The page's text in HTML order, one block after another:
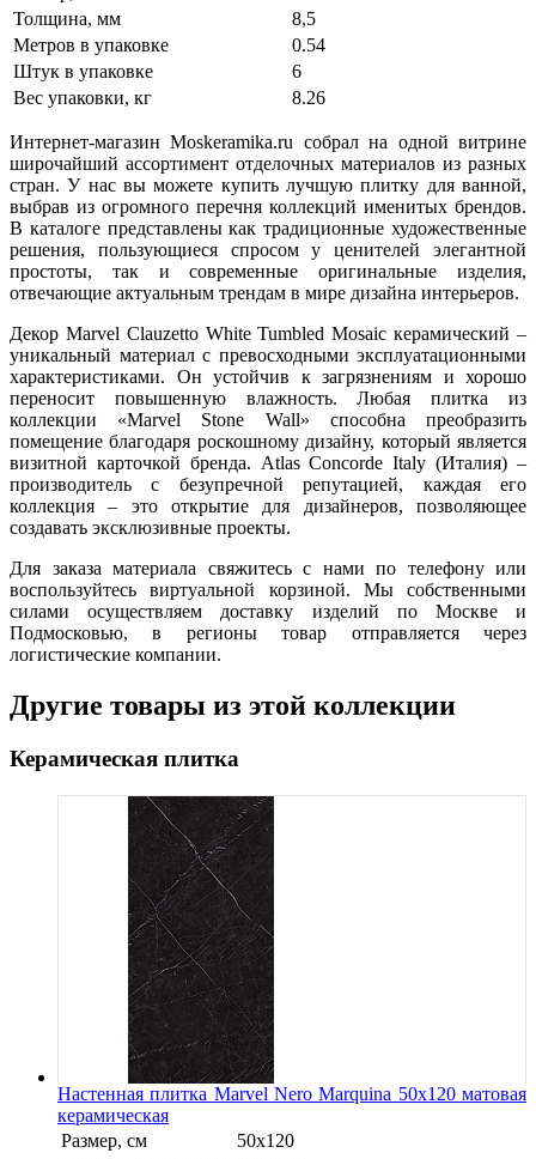
Толщина, мм
8,5
Метров в упаковке
0.54
Штук в упаковке
6
Вес упаковки, кг
8.26
Интернет-магазин Moskeramika.ru собрал на одной витрине
широчайший ассортимент отделочных материалов из разных
стран. У нас вы можете купить лучшую плитку для ванной,
выбрав из огромного перечня коллекций именитых брендов.
В каталоге представлены как традиционные художественные
решения, пользующиеся спросом у ценителей элегантной
простоты, так и современные оригинальные изделия,
отвечающие актуальным трендам в мире дизайна интерьеров.
Декор Marvel Clauzetto White Tumbled Mosaic керамический –
уникальный материал с превосходными эксплуатационными
характеристиками. Он устойчив к загрязнениям и хорошо
переносит повышенную влажность. Любая плитка из
коллекции «Marvel Stone Wall» способна преобразить
помещение благодаря роскошному дизайну, который является
визитной карточкой бренда. Atlas Concorde Italy (Италия) –
производитель с безупречной репутацией, каждая его
коллекция – это открытие для дизайнеров, позволяющее
создавать эксклюзивные проекты.
Для заказа материала свяжитесь с нами по телефону или
воспользуйтесь виртуальной корзиной. Мы собственными
силами осуществляем доставку изделий по Москве и
Подмосковью, в регионы товар отправляется через
логистические компании.
Другие товары из этой коллекции
Керамическая плитка
Настенная плитка Marvel Nero Marquina 50x120 матовая
керамическая
Размер, см
50x120